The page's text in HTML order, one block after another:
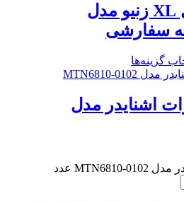
کلید هوشمند ده پل XL زنیو مدل
گزینه‌ها
۲ کانال ۳۵۰ وات اشنایدر مدل